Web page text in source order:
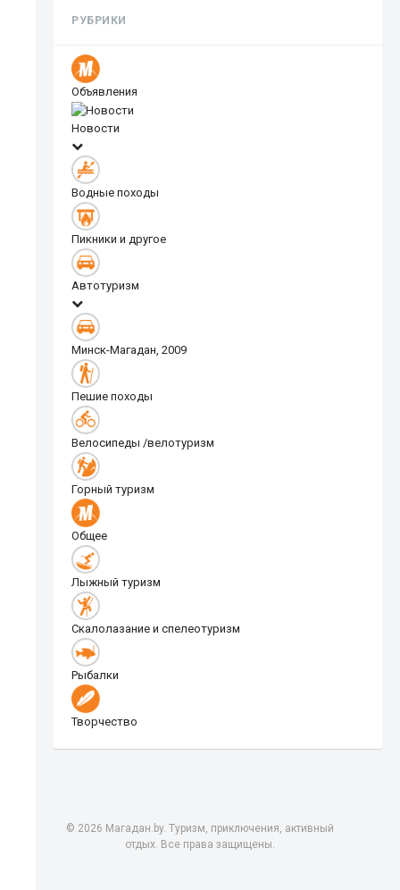
РУБРИКИ
Объявления
Новости
Водные походы
Пикники и другое
Автотуризм
Минск-Магадан, 2009
Пешие походы
Велосипеды /велотуризм
Горный туризм
Общее
Лыжный туризм
Скалолазание и спелеотуризм
Рыбалки
Творчество
© 2026 Магадан.by. Туризм, приключения, активный
отдых. Все права защищены.